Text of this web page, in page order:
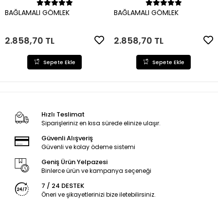
Sepete Ekle
BAĞLAMALI GÖMLEK
2.858,70 TL
Sepete Ekle
Sepete Ekle
BAĞLAMALI GÖMLEK
2.858,70 TL
Sepete Ekle
Hızlı Teslimat
Siparişleriniz en kısa sürede elinize ulaşır.
Güvenli Alışveriş
Güvenli ve kolay ödeme sistemi
Geniş Ürün Yelpazesi
Binlerce ürün ve kampanya seçeneği
7 / 24 DESTEK
Öneri ve şikayetlerinizi bize iletebilirsiniz.